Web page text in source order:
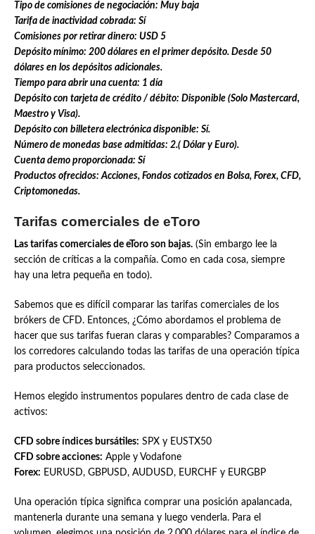
Tipo de comisiones de negociación: Muy baja
Tarifa de inactividad cobrada: Sí
Comisiones por retirar dinero: USD 5
Depósito mínimo: 200 dólares en el primer depósito. Desde 50
dólares en los depósitos adicionales.
Tiempo para abrir una cuenta: 1 día
Depósito con tarjeta de crédito / débito: Disponible (Solo Mastercard,
Maestro y Visa).
Depósito con billetera electrónica disponible: Sí.
Número de monedas base admitidas: 2.( Dólar y Euro).
Cuenta demo proporcionada: Sí
Productos ofrecidos: Acciones, Fondos cotizados en Bolsa, Forex, CFD,
Criptomonedas.
Tarifas comerciales de eToro
Las tarifas comerciales de eToro son bajas.(Sin embargo lee la
sección de críticas a la compañía. Como en cada cosa, siempre
hay una letra pequeña en todo).
Sabemos que es difícil comparar las tarifas comerciales de los
brókers de CFD. Entonces, ¿Cómo abordamos el problema de
hacer que sus tarifas fueran claras y comparables? Comparamos a
los corredores calculando todas las tarifas de una operación típica
para productos seleccionados.
Hemos elegido instrumentos populares dentro de cada clase de
activos:
CFD sobre índices bursátiles: SPX y EUSTX50
CFD sobre acciones: Apple y Vodafone
Forex: EURUSD, GBPUSD, AUDUSD, EURCHF y EURGBP
Una operación típica significa comprar una posición apalancada,
mantenerla durante una semana y luego venderla. Para el